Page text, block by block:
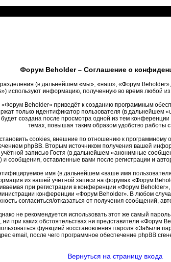
Форум Beholder – Соглашение о
(в дальнейшем «мы», «наш», «Форум
используют информацию, полученную во время любой
Beholder» приведёт к созданию программным
только идентификатор пользователя (в дальнейшем
создана после просмотра одной из тем
темах, повышая таким образом удобство работы
cookies, внешние по отношению к программному
phpBB. Вторым источником получения вашей
записью Гостя (в дальнейшем «анонимные
и сообщения, оставленные вами после регистрации и
имя (в дальнейшем «ваше имя
из вашей учётной записи на форумах «Форум
при регистрации в конференции «Форум
конференции «Форум Beholder». В любом
согласиться/отказаться от получения сообщений,
не рекомендуется использовать этот же самый
при каких обстоятельствах ни представители «Форум
функцией восстановления пароля «Забыли
email, после чего программное обеспечение phpBB
Вернуться на страницу входа